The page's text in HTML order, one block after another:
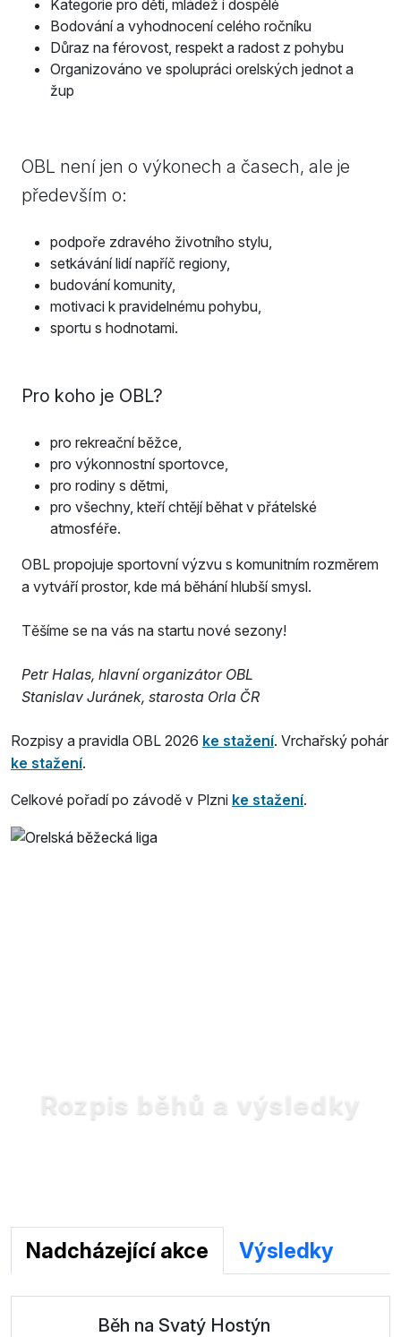
Kategorie pro děti, mládež i dospělé
Bodování a vyhodnocení celého ročníku
Důraz na férovost, respekt a radost z pohybu
Organizováno ve spolupráci orelských jednot a
žup
OBL není jen o výkonech a časech, ale je
především o:
podpoře zdravého životního stylu,
setkávání lidí napříč regiony,
budování komunity,
motivaci k pravidelnému pohybu,
sportu s hodnotami.
Pro koho je OBL?
pro rekreační běžce,
pro výkonnostní sportovce,
pro rodiny s dětmi,
pro všechny, kteří chtějí běhat v přátelské
atmosféře.
OBL propojuje sportovní výzvu s komunitním rozměrem
a vytváří prostor, kde má běhání hlubší smysl.
Těšíme se na vás na startu nové sezony!
Petr Halas, hlavní organizátor OBL
Stanislav Juránek, starosta Orla ČR
Rozpisy a pravidla OBL 2026 ke stažení. Vrchařský pohár
ke stažení.
Celkové pořadí po závodě v Plzni ke stažení.
Rozpis běhů a výsledky
Nadcházející akce Výsledky
Běh na Svatý Hostýn